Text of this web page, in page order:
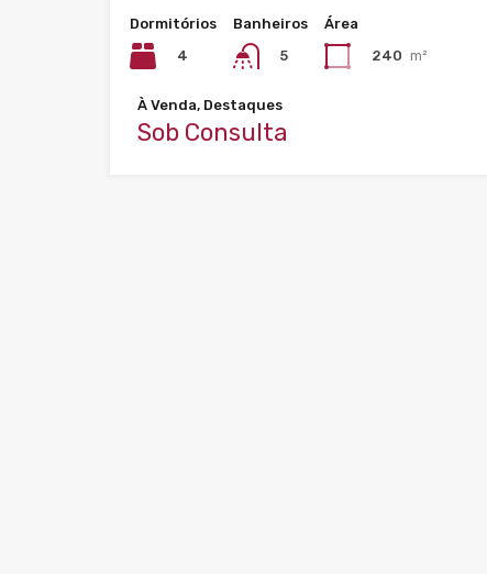
Dormitórios
4
Banheiros
5
Área
240 m²
À Venda, Destaques
Sob Consulta